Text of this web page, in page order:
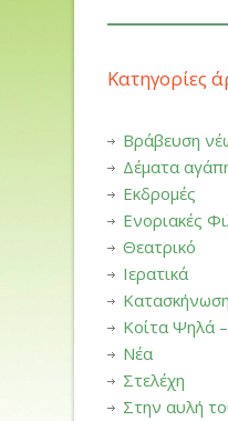
Κατηγορίες
Βράβευση
Δέματα
Εκδρομές
Ενοριακές
Θεατρικό
Ιερατικά
Κατασκήνωση
Κοίτα Ψηλά
Νέα
Στελέχη
Στην αυλή